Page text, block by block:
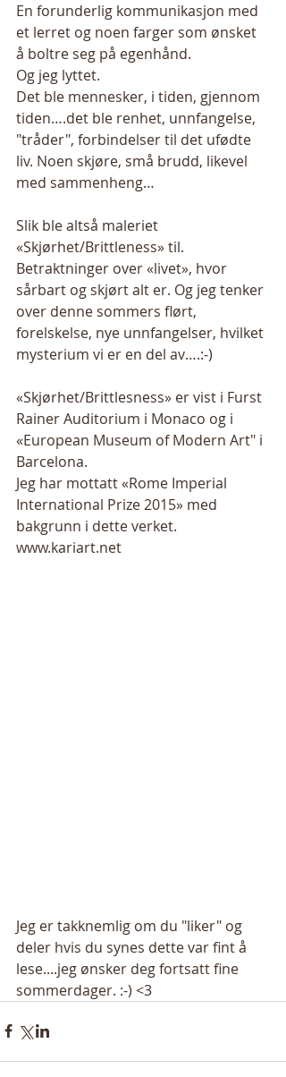
En forunderlig kommunikasjon med
et lerret og noen farger som ønsket
å boltre seg på egenhånd.
Og jeg lyttet.
Det ble mennesker, i tiden, gjennom
tiden….det ble renhet, unnfangelse,
"tråder", forbindelser til det ufødte
liv. Noen skjøre, små brudd, likevel
med sammenheng…
Slik ble altså maleriet
«Skjørhet/Brittleness» til.
Betraktninger over «livet», hvor
sårbart og skjørt alt er. Og jeg tenker
over denne sommers flørt,
forelskelse, nye unnfangelser, hvilket
mysterium vi er en del av….:-)
«Skjørhet/Brittlesness» er vist i Furst
Rainer Auditorium i Monaco og i
«European Museum of Modern Art" i
Barcelona.
Jeg har mottatt «Rome Imperial
International Prize 2015» med
bakgrunn i dette verket.
www.kariart.net
Jeg er takknemlig om du "liker" og
deler hvis du synes dette var fint å
lese....jeg ønsker deg fortsatt fine
sommerdager. :-) <3